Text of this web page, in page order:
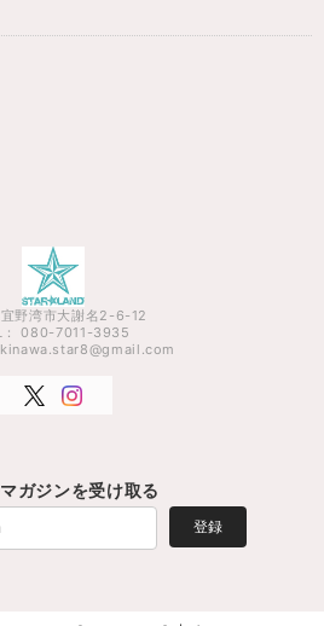
野湾市大謝名2-6-12
： 080-7011-3935
ガジンを受け取る
登録